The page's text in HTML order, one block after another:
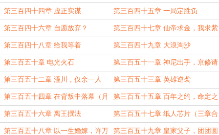
第三百四十四章 虚正实谋 第三百四十五章 一局定胜负
第三百四十六章 自愿放弃？ 第三百四十七章 仙帝求金，我求紫
府
第三百四十八章 给我等着 第三百四十九章 大浪淘沙
第三百五十章 电光火石 第三百五十一章 神尼出手，京修请
降
第三百五十二章 潼川，仅余一人 第三百五十三章 英雄逆袭
第三百五十四章 在背叛中落幕（月
初求月票）
第三百五十五章 百年之约，命定之
变
第三百五十六章 离王撰法 第三百五十七章 纸人芯片（三章合
一）
第三百五十八章 以一生婚嫁，许万 第三百五十九章 皇家父子，团团圆